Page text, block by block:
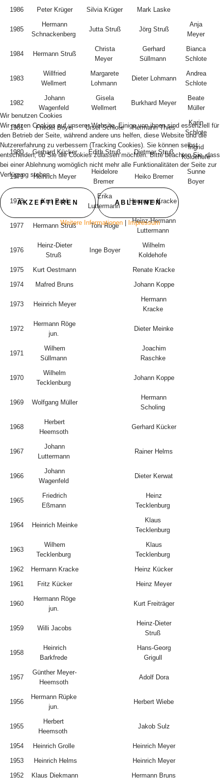
1986 Peter Krüger Silvia Krüger Mark Laske
1985
Hermann
Schnackenberg
Jutta Struß Jörg Struß
Anja
Meyer
1984 Hermann Struß
Christa
Meyer
Gerhard
Süllmann
Bianca
Schlote
1983
Willfried
Wellmert
Margarete
Lohmann
Dieter Lohmann
Andrea
Schlote
1982
Johann
Wagenfeld
Gisela
Wellmert
Burkhard Meyer
Beate
Müller
1981 Friedel Boyer Ursel Schlote Hermann Thies
Karin
Schlote
1980 Gerhard Kücker Edith Struß Dietmar Struß
Ingrid
Koldehofe
1979 Heinrich Meyer
Heidelore
Bremer
Heiko Bremer
Sunne
Boyer
1978 Kurt Pahl
Erika
Luttermann
Hermann Kracke
1977 Hermann Struß Toni Röge
Heinz-Hermann
Luttermann
1976
Heinz-Dieter
Struß
Inge Boyer
Wilhelm
Koldehofe
1975
Kurt Oestmann
Renate Kracke
1974
Mafred Bruns Johann Koppe
1973 Heinrich Meyer
Hermann
Kracke
1972
Hermann Röge
jun.
Dieter Meinke
1971
Wilhem
Süllmann
Joachim
Raschke
1970
Wilhelm
Tecklenburg
Johann Koppe
1969 Wolfgang Müller
Hermann
Scholing
1968
Herbert
Heemsoth
Gerhard Kücker
1967
Johann
Luttermann
Rainer Helms
1966
Johann
Wagenfeld
Dieter Kerwat
1965
Friedrich
Eßmann
Heinz
Tecklenburg
1964 Heinrich Meinke
Klaus
Tecklenburg
1963
Wilhem
Tecklenburg
Klaus
Tecklenburg
1962
Hermann Kracke
Heinz Kücker
1961
Fritz Kücker Heinz Meyer
1960
Hermann Röge
jun.
Kurt Freiträger
1959 Willi Jacobs
Heinz-Dieter
Struß
1958
Heinrich
Barkfrede
Hans-Georg
Grigull
1957
Günther Meyer-
Heemsoth
Adolf Dora
1956
Hermann Rüpke
jun.
Herbert Wiebe
1955
Herbert
Heemsoth
Jakob Sulz
1954 Heinrich Grolle
Heinrich Meyer
1953
Heinrich Helms
Heinrich Meyer
1952
Klaus Diekmann
Hermann Bruns
Wir benutzen Cookies
Wir nutzen Cookies auf unserer Website. Einige von ihnen sind essenziell für
den Betrieb der Seite, während andere uns helfen, diese Website und die
Nutzererfahrung zu verbessern (Tracking Cookies). Sie können selbst
entscheiden, ob Sie die Cookies zulassen möchten. Bitte beachten Sie, dass
bei einer Ablehnung womöglich nicht mehr alle Funktionalitäten der Seite zur
Verfügung stehen.
AKZEPTIEREN ABLEHNEN
Weitere Informationen| Impressum